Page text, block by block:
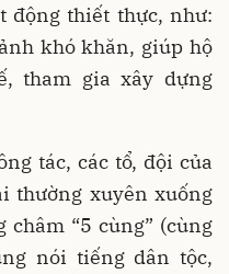
động thiết thực, như:
khó khăn, giúp hộ
tham gia xây dựng
tác, các tổ, đội của
thường xuyên xuống
“5 cùng” (cùng
nói tiếng dân tộc,